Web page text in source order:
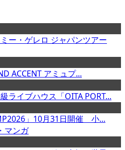
ー・ゲレロ ジャパンツアー
ACCENT アミュプ...
ライブハウス「OITA PORT...
」10月31日開催 小...
マンガ